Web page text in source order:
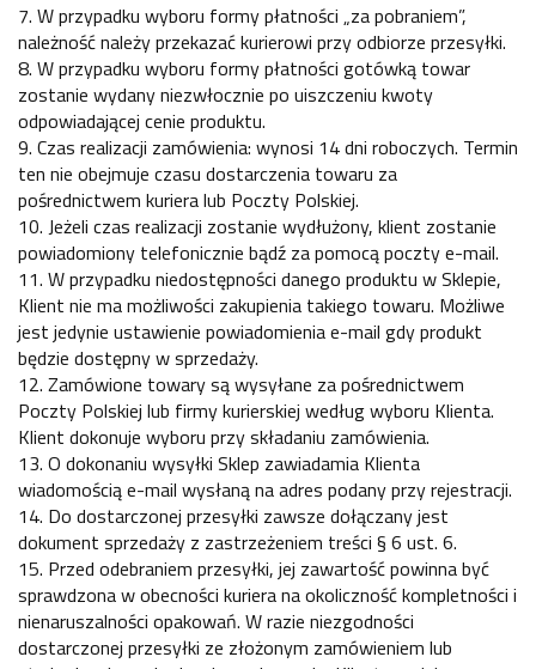
7. W przypadku wyboru formy płatności „za pobraniem”,
należność należy przekazać kurierowi przy odbiorze przesyłki.
8. W przypadku wyboru formy płatności gotówką towar
zostanie wydany niezwłocznie po uiszczeniu kwoty
odpowiadającej cenie produktu.
9. Czas realizacji zamówienia: wynosi 14 dni roboczych. Termin
ten nie obejmuje czasu dostarczenia towaru za
pośrednictwem kuriera lub Poczty Polskiej.
10. Jeżeli czas realizacji zostanie wydłużony, klient zostanie
powiadomiony telefonicznie bądź za pomocą poczty e-mail.
11. W przypadku niedostępności danego produktu w Sklepie,
Klient nie ma możliwości zakupienia takiego towaru. Możliwe
jest jedynie ustawienie powiadomienia e-mail gdy produkt
będzie dostępny w sprzedaży.
12. Zamówione towary są wysyłane za pośrednictwem
Poczty Polskiej lub firmy kurierskiej według wyboru Klienta.
Klient dokonuje wyboru przy składaniu zamówienia.
13. O dokonaniu wysyłki Sklep zawiadamia Klienta
wiadomością e-mail wysłaną na adres podany przy rejestracji.
14. Do dostarczonej przesyłki zawsze dołączany jest
dokument sprzedaży z zastrzeżeniem treści § 6 ust. 6.
15. Przed odebraniem przesyłki, jej zawartość powinna być
sprawdzona w obecności kuriera na okoliczność kompletności i
nienaruszalności opakowań. W razie niezgodności
dostarczonej przesyłki ze złożonym zamówieniem lub